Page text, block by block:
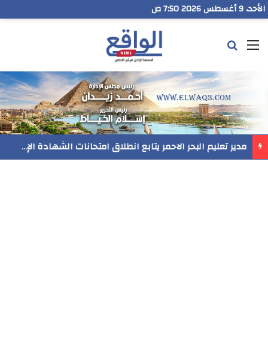
الأحد، 9 أغسطس 2026 7:50 ص
القائمة
مدير تعليم البحر الاحمر يتابع انطلاق امتحانات الشهادة الإعدادية ويؤكد: الانضباط